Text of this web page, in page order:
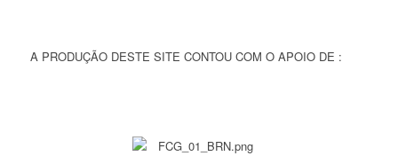
A PRODUÇÃO DESTE SITE CONTOU COM O APOIO DE :